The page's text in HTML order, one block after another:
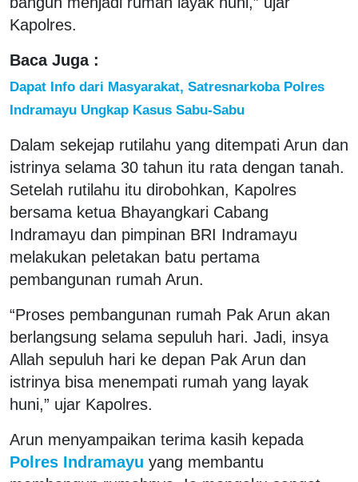
Kapolres.
Baca Juga :
Dapat Info dari Masyarakat, Satresnarkoba Polres
Indramayu Ungkap Kasus Sabu-Sabu
Dalam sekejap rutilahu yang ditempati Arun dan
istrinya selama 30 tahun itu rata dengan tanah.
Setelah rutilahu itu dirobohkan, Kapolres
bersama ketua Bhayangkari Cabang
Indramayu dan pimpinan BRI Indramayu
melakukan peletakan batu pertama
pembangunan rumah Arun.
“Proses pembangunan rumah Pak Arun akan
berlangsung selama sepuluh hari. Jadi, insya
Allah sepuluh hari ke depan Pak Arun dan
istrinya bisa menempati rumah yang layak
huni,” ujar Kapolres.
Arun menyampaikan terima kasih kepada
Polres Indramayu yang membantu